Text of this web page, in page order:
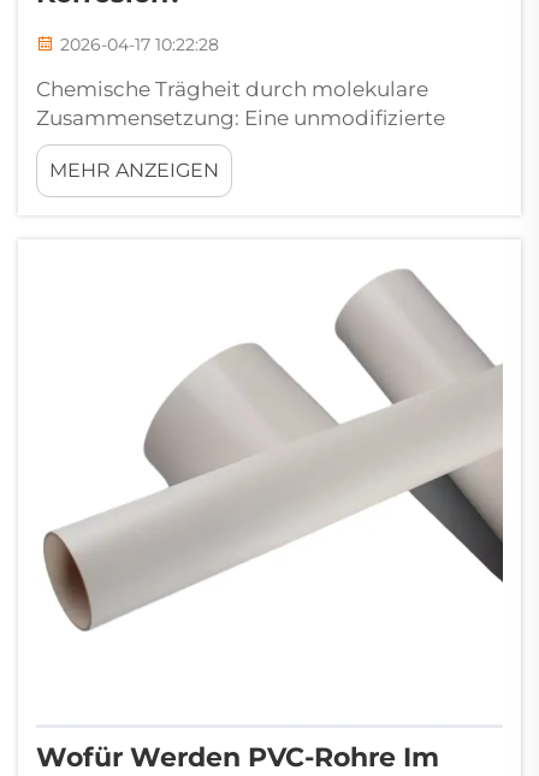
2026-04-17 10:22:28
Chemische Trägheit durch molekulare
Zusammensetzung: Eine unmodifizierte
Version von Polyvinylchlorid oder einfach
uPVC weist eine stabile molekulare Struktur
auf, die bei chemischer Korrosion einen
MEHR ANZEIGEN
Wofür Werden PVC-Rohre Im